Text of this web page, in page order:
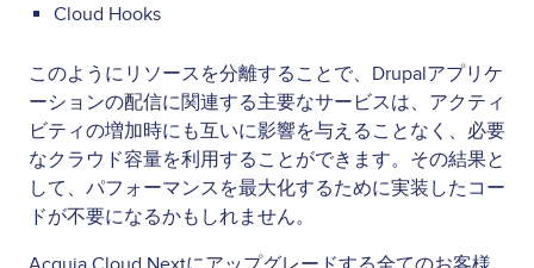
Cloud Hooks
このようにリソースを分離することで、Drupalアプリケ
ーションの配信に関連する主要なサービスは、アクティ
ビティの増加時にも互いに影響を与えることなく、必要
なクラウド容量を利用することができます。その結果と
して、パフォーマンスを最大化するために実装したコー
ドが不要になるかもしれません。